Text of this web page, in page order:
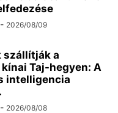
- 2026/08/09
szállítják a
Taj-hegyen: A
intelligencia
- 2026/08/08